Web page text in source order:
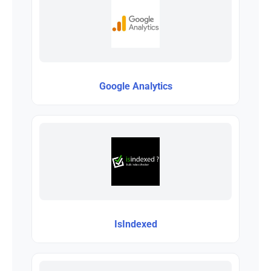
Google Analytics
IsIndexed